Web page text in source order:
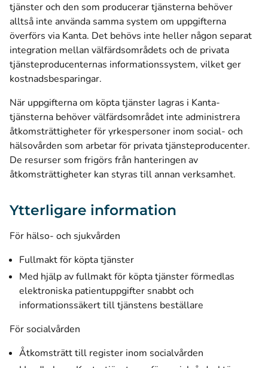
tjänster och den som producerar tjänsterna behöver
alltså inte använda samma system om uppgifterna
överförs via Kanta. Det behövs inte heller någon separat
integration mellan välfärdsområdets och de privata
tjänsteproducenternas informationssystem, vilket ger
kostnadsbesparingar.
När uppgifterna om köpta tjänster lagras i Kanta-
tjänsterna behöver välfärdsområdet inte administrera
åtkomsträttigheter för yrkespersoner inom social- och
hälsovården som arbetar för privata tjänsteproducenter.
De resurser som frigörs från hanteringen av
åtkomsträttigheter kan styras till annan verksamhet.
Ytterligare information
För hälso- och sjukvården
Fullmakt för köpta tjänster
Med hjälp av fullmakt för köpta tjänster förmedlas
elektroniska patientuppgifter snabbt och
informationssäkert till tjänstens beställare
För socialvården
Åtkomsträtt till register inom socialvården